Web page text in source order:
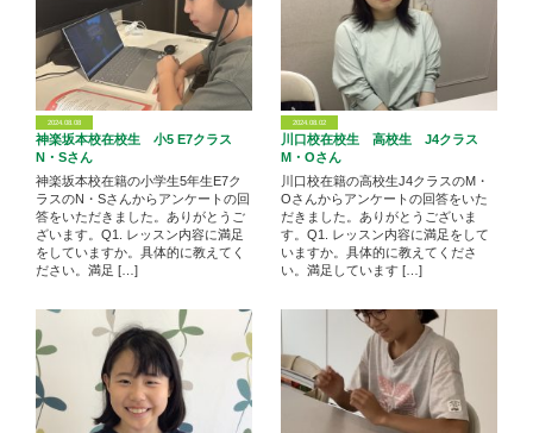
2024.08.08
神楽坂本校在校生 小5 E7クラス
N・Sさん
神楽坂本校在籍の小学生5年生E7ク
ラスのN・Sさんからアンケートの回
答をいただきました。ありがとうご
ざいます。Q1. レッスン内容に満足
をしていますか。具体的に教えてく
ださい。満足 […]
2024.08.02
川口校在校生 高校生 J4クラス
M・Oさん
川口校在籍の高校生J4クラスのM・
Oさんからアンケートの回答をいた
だきました。ありがとうございま
す。Q1. レッスン内容に満足をして
いますか。具体的に教えてくださ
い。満足しています […]